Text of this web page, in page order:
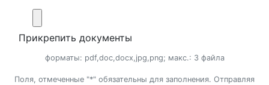
Прикрепить документы
форматы: pdf,doc,docx,jpg,png; макс.: 3 файла
Поля, отмеченные "*" обязательны для заполнения. Отправляя